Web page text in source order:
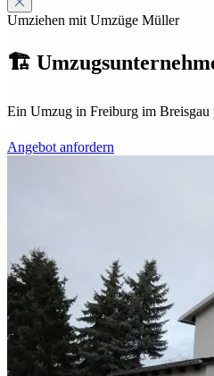
Umziehen mit Umzüge Müller
🏗️
Ein Umzug in Freiburg im Breisgau
Angebot anfordern